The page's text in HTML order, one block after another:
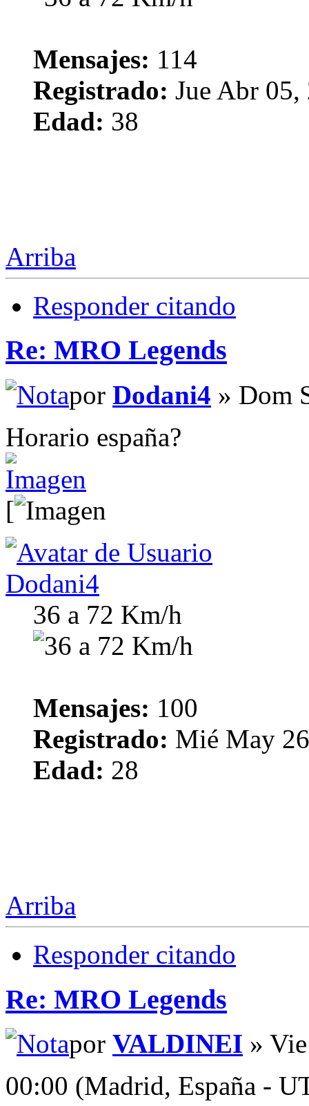
Mensajes: 114
Registrado: Jue Abr
Edad: 38
Arriba
Responder citando
Re: MRO Legends
por Dodani4 » Dom
Horario españa?
[
Dodani4
36 a 72 Km/h
Mensajes: 100
Registrado: Mié May
Edad: 28
Arriba
Responder citando
Re: MRO Legends
por VALDINEI »
00:00 (Madrid, España -